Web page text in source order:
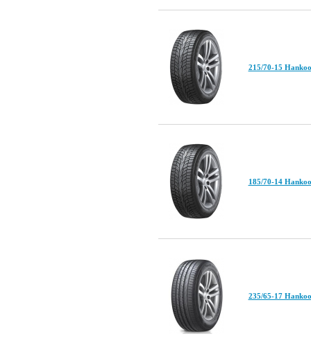
215/70-15
185/70-14
235/65-17